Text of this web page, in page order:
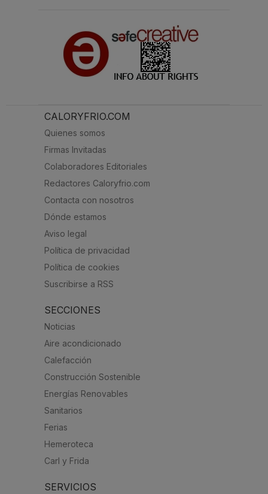
CALORYFRIO.COM
Quienes somos
Firmas Invitadas
Colaboradores Editoriales
Redactores Caloryfrio.com
Contacta con nosotros
Dónde estamos
Aviso legal
Política de privacidad
Política de cookies
Suscribirse a RSS
SECCIONES
Noticias
Aire acondicionado
Calefacción
Construcción Sostenible
Energías Renovables
Sanitarios
Ferias
Hemeroteca
Carl y Frida
SERVICIOS